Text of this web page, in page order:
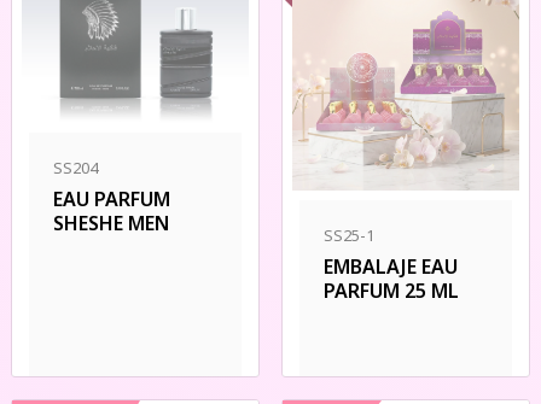
SS204
EAU PARFUM
SHESHE MEN
SS25-1
EMBALAJE EAU
PARFUM 25 ML